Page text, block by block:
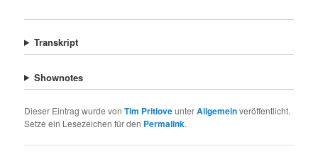
Transkript
Shownotes
Dieser Eintrag wurde vonTim PritloveunterAllgemeinveröffentlicht.
Setze ein Lesezeichen für den Permalink.